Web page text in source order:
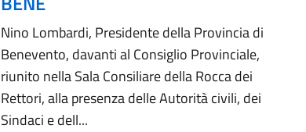
Nino Lombardi, Presidente della Provincia di
Benevento, davanti al Consiglio Provinciale,
riunito nella Sala Consiliare della Rocca dei
Rettori, alla presenza delle Autorità civili, dei
Sindaci e dell...